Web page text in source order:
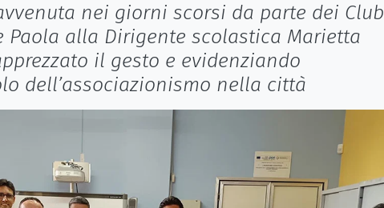
nei giorni scorsi da parte dei Club
Paola alla Dirigente scolastica Marietta
il gesto e evidenziando
dell’associazionismo nella città